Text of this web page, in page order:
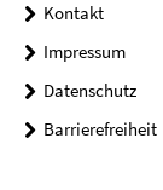
Kontakt
Impressum
Datenschutz
Barrierefreiheit